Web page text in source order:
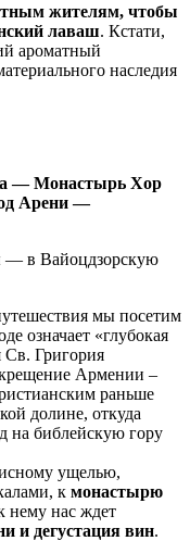
жителям, чтобы
лаваш. Кстати,
ароматный
наследия
— Монастырь Хор
Арени —
— в Вайоцдзорскую
мы посетим
означает «глубокая
Св. Григория
Армении –
раньше
долине, откуда
на библейскую гору
ущелью,
к монастырю
нему нас ждет
и дегустация вин.